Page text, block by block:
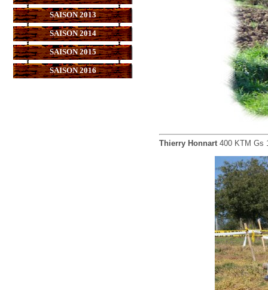
SAISON 2013
SAISON 2014
SAISON 2015
SAISON 2016
Thierry Honnart400 KTM Gs